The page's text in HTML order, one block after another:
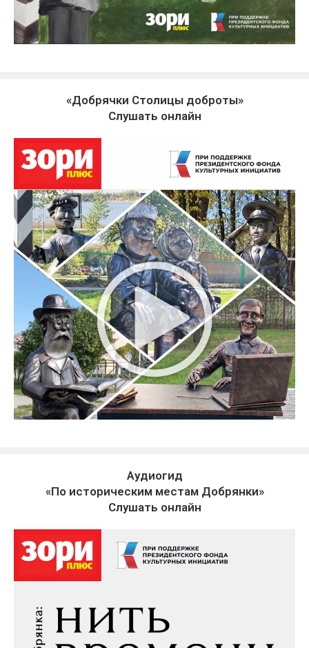
«Добрячки Столицы доброты»
Слушать онлайн
Аудиогид
«По историческим местам Добрянки»
Слушать онлайн